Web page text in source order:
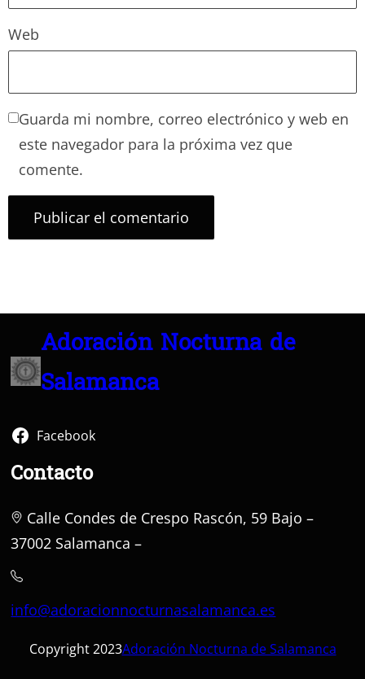
Web
Guarda mi nombre, correo electrónico y web en
este navegador para la próxima vez que
comente.
Adoración Nocturna de
Salamanca
Facebook
Contacto
Calle Condes de Crespo Rascón, 59 Bajo –
37002 Salamanca –
info@adoracionnocturnasalamanca.es
Copyright 2023Adoración Nocturna de Salamanca